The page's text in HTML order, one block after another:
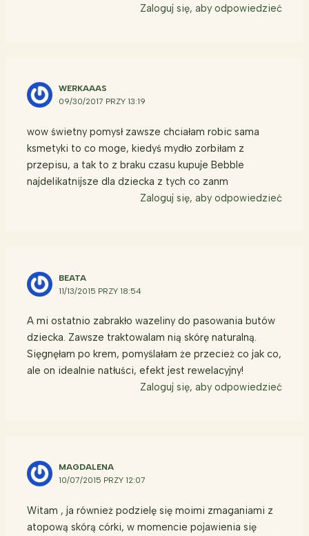
Zaloguj się, aby odpowiedzieć
WERKAAAS
09/30/2017 PRZY 13:19
wow świetny pomysł zawsze chciałam robic sama
ksmetyki to co moge, kiedyś mydło zorbiłam z
przepisu, a tak to z braku czasu kupuje Bebble
najdelikatnijsze dla dziecka z tych co zanm
Zaloguj się, aby odpowiedzieć
BEATA
11/13/2015 PRZY 18:54
A mi ostatnio zabrakło wazeliny do pasowania butów
dziecka. Zawsze traktowalam nią skórę naturalną.
Sięgnęłam po krem, pomyślałam że przecież co jak co,
ale on idealnie natłuści, efekt jest rewelacyjny!
Zaloguj się, aby odpowiedzieć
MAGDALENA
10/07/2015 PRZY 12:07
Witam , ja również podzielę się moimi zmaganiami z
atopową skórą córki, w momencie pojawienia się